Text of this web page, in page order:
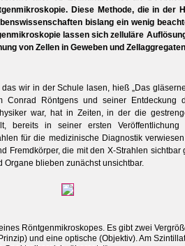
Diese Methode, die in der
bislang ein wenig
lassen sich zelluläre
von Zellen in Geweben und
wir in der Schule lasen, hieß „Das
Conrad Röntgens und seiner Entdeckung
war, hat in Zeiten, in der die
bereits in seiner ersten
für die medizinische Diagnostik
Fremdkörper, die mit den X-Strahlen sichtbar
Organe blieben zunächst unsichtbar.
Röntgenmikroskopes. Es gibt zwei
und eine optische (Objektiv). Am